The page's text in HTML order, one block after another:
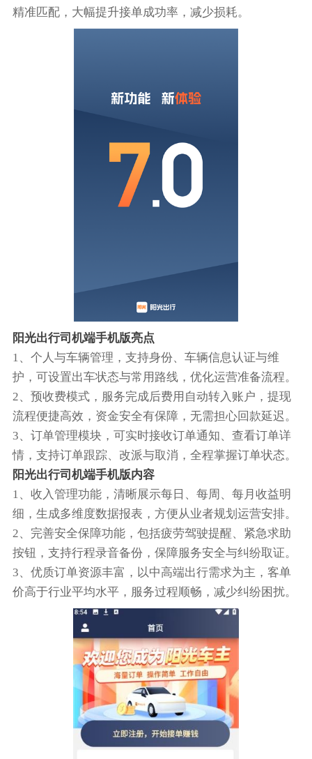
精准匹配，大幅提升接单成功率，减少损耗。
阳光出行司机端手机版亮点
1、个人与车辆管理，支持身份、车辆信息认证与维
护，可设置出车状态与常用路线，优化运营准备流程。
2、预收费模式，服务完成后费用自动转入账户，提现
流程便捷高效，资金安全有保障，无需担心回款延迟。
3、订单管理模块，可实时接收订单通知、查看订单详
情，支持订单跟踪、改派与取消，全程掌握订单状态。
阳光出行司机端手机版内容
1、收入管理功能，清晰展示每日、每周、每月收益明
细，生成多维度数据报表，方便从业者规划运营安排。
2、完善安全保障功能，包括疲劳驾驶提醒、紧急求助
按钮，支持行程录音备份，保障服务安全与纠纷取证。
3、优质订单资源丰富，以中高端出行需求为主，客单
价高于行业平均水平，服务过程顺畅，减少纠纷困扰。